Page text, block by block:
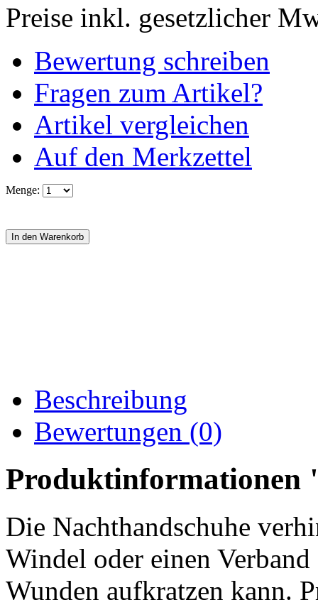
Preise inkl. gesetzlicher
Bewertung schreiben
Fragen zum Artikel?
Artikel vergleichen
Auf den Merkzettel
Menge:
Beschreibung
Bewertungen (0)
Produktinformationen
Die Nachthandschuhe
Windel oder einen
Wunden aufkratzen kann.